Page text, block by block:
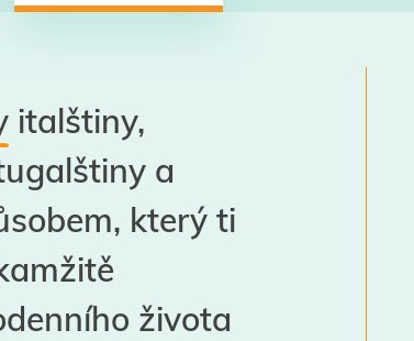
italštiny,
a
který ti
života